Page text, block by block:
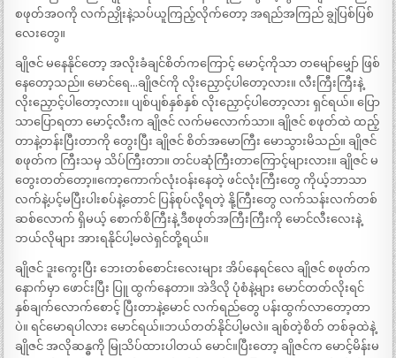
စဖုတ်အဝကို လက်ညှိုးနဲ့သပ်ယူကြည့်လိုက်တော့ အရည်အကြည် ချွဲပြစ်ပြစ်
လေးတွေ။
ချိုဇင် မနေနိုင်တော့ အလိုးခံချင်စိတ်ကကြောင့် မောင့်ကိုသာ တမျော်မျှော် ဖြစ်
နေတော့သည်။ မောင်ရေ…ချိုဇင်ကို လိုးညှောင့်ပါတော့လား။ လီးကြီးကြီးနဲ့
လိုးညှောင့်ပါတော့လား။ ပျစ်ပျစ်နှစ်နှစ် လိုးညှောင့်ပါတော့လား ရှင်ရယ်။ ပြော
သာပြောရတာ မောင့်လီးက ချိုဇင် လက်မလောက်သာ။ ချိုဇင် စဖုတ်ထဲ ထည့်
တာနဲ့တန်းပြီးတာကို တွေးပြီး ချိုဇင် စိတ်အမောကြီး မောသွားမိသည်။ ချိုဇင်
စဖုတ်က ကြီးသမှ သိပ်ကြီးတာ။ တင်ပဆုံကြီးတာကြောင့်များလား။ ချိုဇင် မ
တွေးတတ်တော့။ကော့ကောက်လုံးဝန်းနေတဲ့ ဖင်လုံးကြီးတွေ ကိုယ့်ဘာသာ
လက်နဲ့ပင့်မပြီးပါးစပ်နဲ့တောင် ပြန်စုပ်လို့ရတဲ့ နို့ကြီးတွေ လက်သန်းလက်တစ်
ဆစ်လောက် ရှိမယ့် စောက်စိကြီးနဲ့ ဒီစဖုတ်အကြီးကြီးကို မောင်လီးလေးနဲ့
ဘယ်လိုများ အားရနိုင်ပါ့မလဲရှင်တို့ရယ်။
ချိုဇင် ဒူးကွေးပြီး ဘေးတစ်စောင်းလေးများ အိပ်နေရင်လေ ချိုဇင် စဖုတ်က
နောက်မှာ ဖောင်းပြီး ပြူ ထွက်နေတာ။ အဲဒိလို ပုံစံနဲ့များ မောင်တတ်လိုးရင်
နှစ်ချက်လောက်စောင့် ပြီးတာနဲ့မောင် လက်ရည်တွေ ပန်းထွက်လာတော့တာ
ပဲ။ ရင်မောရပါလား မောင်ရယ်။ဘယ်တတ်နိုင်ပါ့မလဲ။ ချစ်တဲ့စိတ် တစ်ခုထဲနဲ့
ချိုဇင် အလိုဆန္ဓကို မြုသိပ်ထားပါတယ် မောင်။ပြီးတော့ ချိုဇင်က မောင့်မိန်းမ